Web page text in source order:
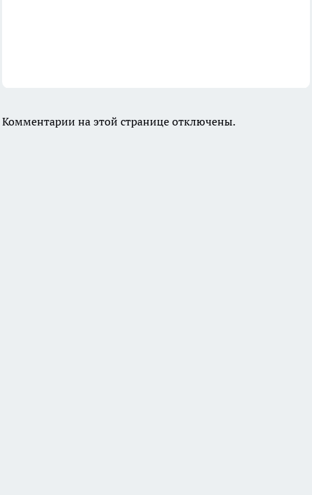
Комментарии на этой странице отключены.